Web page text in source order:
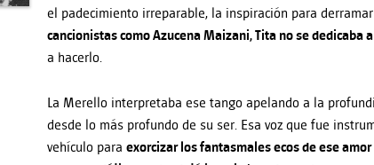
el padecimiento irreparable, la inspiración para
cancionistas como Azucena Maizani, Tita no se dedicaba
a hacerlo.
La Merello interpretaba ese tango apelando a la
desde lo más profundo de su ser. Esa voz que fue
vehículo para exorcizar los fantasmales ecos de ese